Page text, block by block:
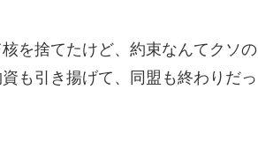
を捨てたけど、約束なんてクソの
も引き揚げて、同盟も終わりだっ